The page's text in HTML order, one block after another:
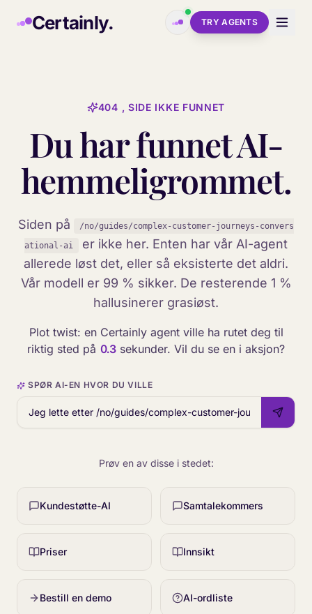
Certainly. TRY AGENTS
404 , SIDE IKKE FUNNET
Du har funnet AI-
hemmeligrommet.
Siden på
/no/guides/complex-customer-journeys-convers
ational-ai
er ikke her. Enten har vår AI-agent
allerede løst det, eller så eksisterte det aldri.
Vår modell er 99 % sikker. De resterende 1 %
hallusinerer grasiøst.
Plot twist: en Certainly agent ville ha rutet deg til
riktig sted på 0.3 sekunder. Vil du se en i aksjon?
SPØR AI-EN HVOR DU VILLE
Prøv en av disse i stedet:
Kundestøtte-AI Samtalekommers
Priser Innsikt
Bestill en demo AI-ordliste